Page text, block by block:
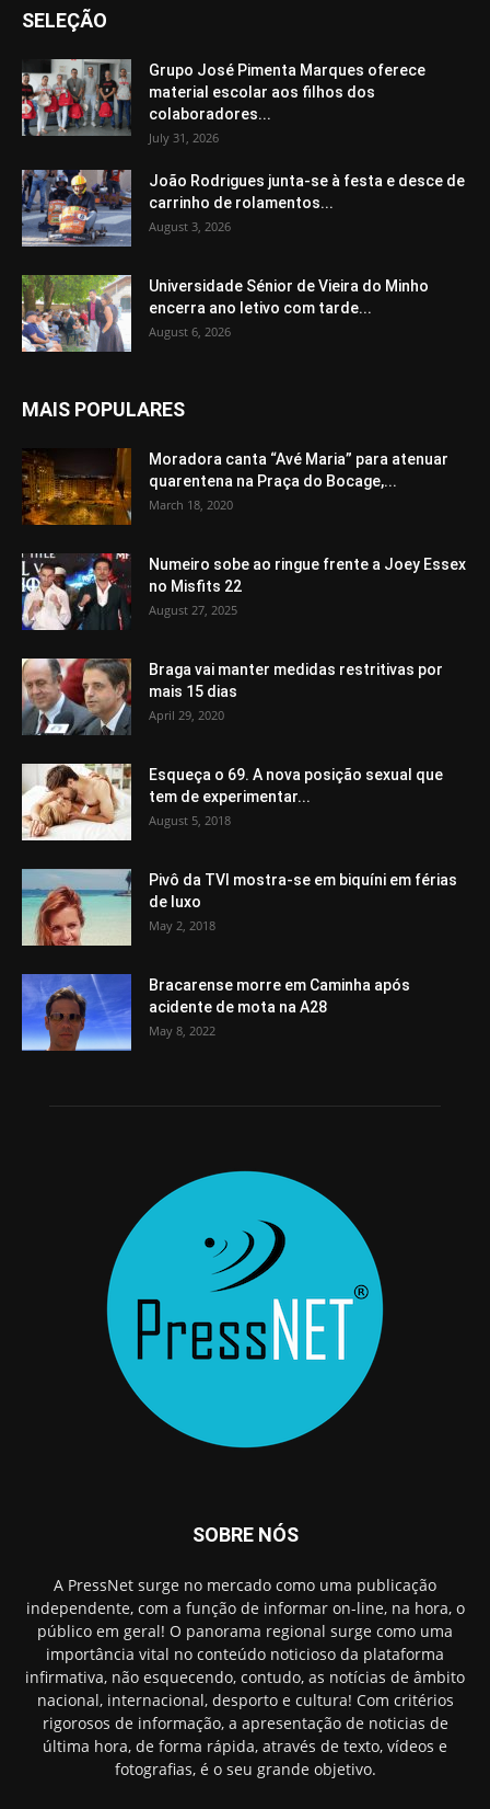
SELEÇÃO
Grupo José Pimenta Marques oferece
material escolar aos filhos dos
colaboradores...
July 31, 2026
João Rodrigues junta-se à festa e desce de
carrinho de rolamentos...
August 3, 2026
Universidade Sénior de Vieira do Minho
encerra ano letivo com tarde...
August 6, 2026
MAIS POPULARES
Moradora canta “Avé Maria” para atenuar
quarentena na Praça do Bocage,...
March 18, 2020
Numeiro sobe ao ringue frente a Joey Essex
no Misfits 22
August 27, 2025
Braga vai manter medidas restritivas por
mais 15 dias
April 29, 2020
Esqueça o 69. A nova posição sexual que
tem de experimentar...
August 5, 2018
Pivô da TVI mostra-se em biquíni em férias
de luxo
May 2, 2018
Bracarense morre em Caminha após
acidente de mota na A28
May 8, 2022
SOBRE NÓS
A PressNet surge no mercado como uma publicação
independente, com a função de informar on-line, na hora, o
público em geral! O panorama regional surge como uma
importância vital no conteúdo noticioso da plataforma
infirmativa, não esquecendo, contudo, as notícias de âmbito
nacional, internacional, desporto e cultura! Com critérios
rigorosos de informação, a apresentação de noticias de
última hora, de forma rápida, através de texto, vídeos e
fotografias, é o seu grande objetivo.